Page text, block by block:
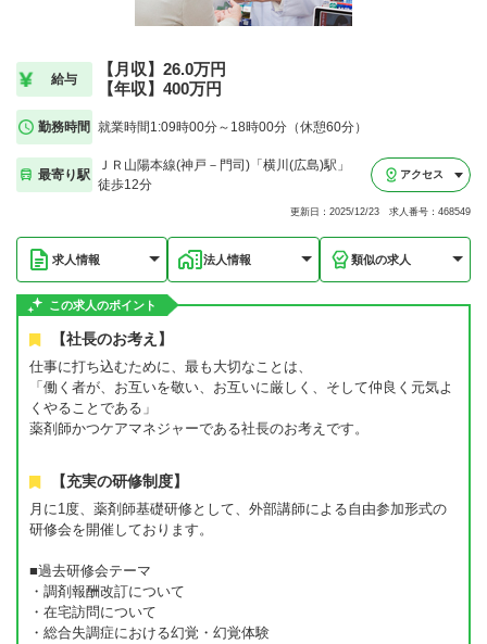
給与
【月収】26.0万円
【年収】400万円
勤務時間 就業時間1:09時00分～18時00分（休憩60分）
最寄り駅
ＪＲ山陽本線(神戸－門司)「横川(広島)駅」
徒歩12分
アクセス
更新日：2025/12/23 求人番号：468549
求人情報 法人情報 類似の求人
この求人のポイント
【社長のお考え】
仕事に打ち込むために、最も大切なことは、
「働く者が、お互いを敬い、お互いに厳しく、そして仲良く元気よ
くやることである」
薬剤師かつケアマネジャーである社長のお考えです。
【充実の研修制度】
月に1度、薬剤師基礎研修として、外部講師による自由参加形式の
研修会を開催しております。
■過去研修会テーマ
・調剤報酬改訂について
・在宅訪問について
・総合失調症における幻覚・幻覚体験